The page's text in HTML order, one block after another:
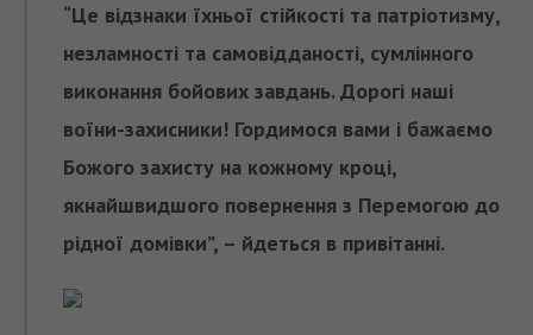
“Це відзнаки їхньої стійкості та патріотизму,
незламності та самовідданості, сумлінного
виконання бойових завдань. Дорогі наші
воїни-захисники! Гордимося вами і бажаємо
Божого захисту на кожному кроці,
якнайшвидшого повернення з Перемогою до
рідної домівки”, – йдеться в привітанні.